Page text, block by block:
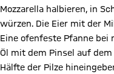
Mozzarella halbieren, in
würzen. Die Eier mit der
Eine ofenfeste Pfanne bei
Öl mit dem Pinsel auf
Hälfte der Pilze